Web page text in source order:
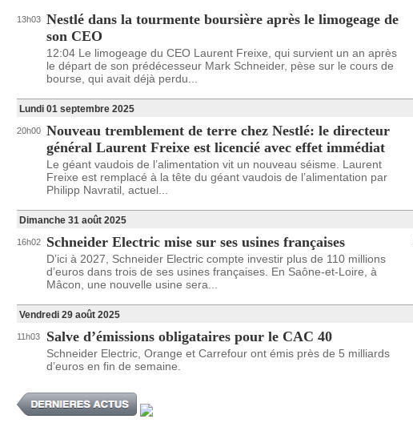
13h03 Nestlé dans la tourmente boursière après le limogeage de
son CEO
12:04 Le limogeage du CEO Laurent Freixe, qui survient un an après
le départ de son prédécesseur Mark Schneider, pèse sur le cours de
bourse, qui avait déjà perdu...
Lundi 01 septembre 2025
20h00 Nouveau tremblement de terre chez Nestlé: le directeur
général Laurent Freixe est licencié avec effet immédiat
Le géant vaudois de l’alimentation vit un nouveau séisme. Laurent
Freixe est remplacé à la tête du géant vaudois de l’alimentation par
Philipp Navratil, actuel...
Dimanche 31 août 2025
16h02 Schneider Electric mise sur ses usines françaises
D’ici à 2027, Schneider Electric compte investir plus de 110 millions
d’euros dans trois de ses usines françaises. En Saône-et-Loire, à
Mâcon, une nouvelle usine sera...
Vendredi 29 août 2025
11h03 Salve d’émissions obligataires pour le CAC 40
Schneider Electric, Orange et Carrefour ont émis près de 5 milliards
d’euros en fin de semaine.